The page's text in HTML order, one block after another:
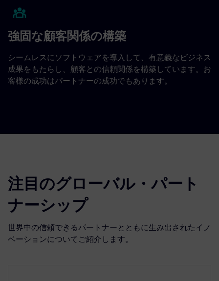
強固な顧客関係の構築
シームレスにソフトウェアを導入して、有意義なビジネス
成果をもたらし、顧客との信頼関係を構築しています。お
客様の成功はパートナーの成功でもあります。
注目のグローバル・パート
ナーシップ
世界中の信頼できるパートナーとともに生み出されたイノ
ベーションについてご紹介します。